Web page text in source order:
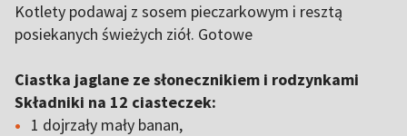
Kotlety podawaj z sosem pieczarkowym i resztą
posiekanych świeżych ziół. Gotowe
Ciastka jaglane ze słonecznikiem i rodzynkami
Składniki na 12 ciasteczek:
1 dojrzały mały banan,